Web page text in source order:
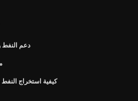
دعم النفط
كيفية استخراج